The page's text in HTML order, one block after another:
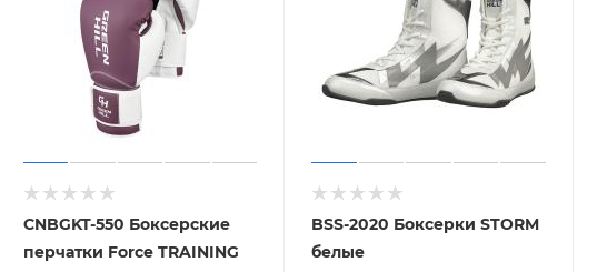
CNBGKT-550 Боксерские
перчатки Force TRAINING
BSS-2020 Боксерки STORM
белые